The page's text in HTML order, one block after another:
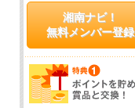
湘南ナビ！
無料メンバー登録